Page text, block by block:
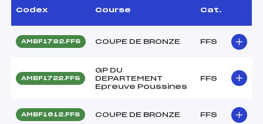
Codex Course Cat.
AMBF1782.FFS COUPE DE BRONZE FFS
AMBF1722.FFS
GP DU
DEPARTEMENT
Epreuve Poussines
FFS
AMBF1612.FFS COUPE DE BRONZE FFS